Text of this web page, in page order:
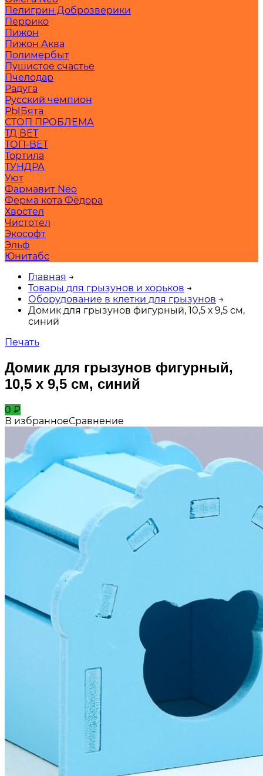
Пелигрин Доброзверики
Перрико
Пижон
Пижон Аква
Полимербыт
Пушистое счастье
Пчелодар
Радуга
Русский чемпион
РЫБята
СТОП ПРОБЛЕМА
ТД ВЕТ
ТОП-ВЕТ
Тортила
ТУНДРА
Уют
Фармавит Neo
Ферма кота Фёдора
Хвостел
Чистотел
Экософт
Эльф
Юнитабс
Главная →
Товары для грызунов и хорьков →
Оборудование в клетки для грызунов →
Домик для грызунов фигурный, 10,5 х 9,5 см,
синий
Печать
Домик для грызунов фигурный,
10,5 х 9,5 см, синий
0 ₽
В избранноеСравнение